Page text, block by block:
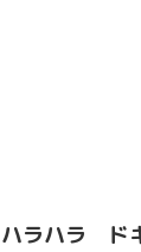
ハラハラ ド